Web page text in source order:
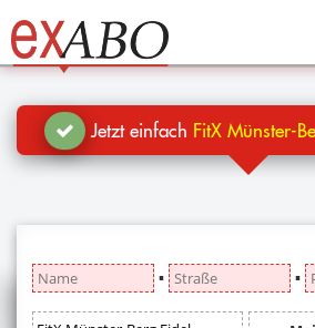
Jetzt kündigen
Blog
Hilfe
Jetzt einfach FitX Münster-
▪ ▪